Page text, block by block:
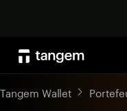
Tangem Wallet